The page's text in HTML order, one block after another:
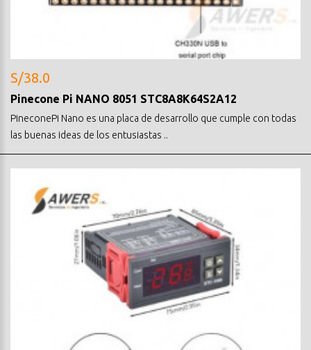
S/38.0
Pinecone Pi NANO 8051 STC8A8K64S2A12
PineconePi Nano es una placa de desarrollo que cumple con todas
las buenas ideas de los entusiastas ..